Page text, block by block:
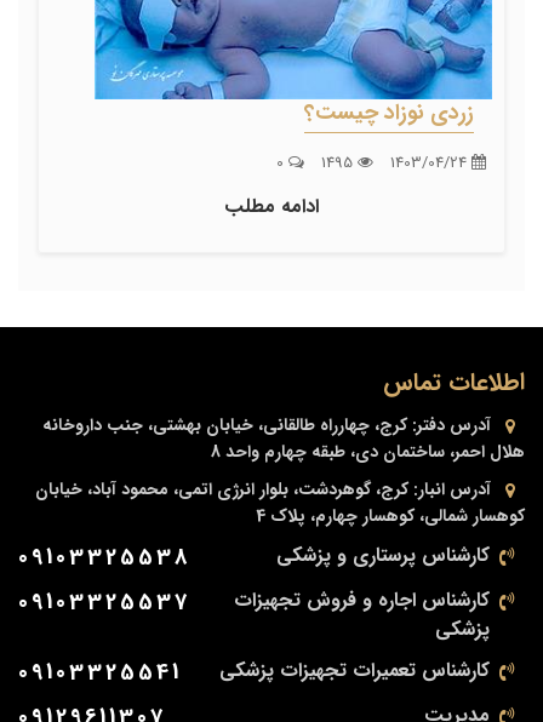
زردی نوزاد چیست؟
ادامه مطلب
اطلاعات تماس
آدرس دفتر: کرج، چهارراه طالقانی، خیابان بهشتی، جنب داروخانه
هلال احمر، ساختمان دی، طبقه چهارم واحد 8
آدرس انبار: کرج، گوهردشت، بلوار انرژی اتمی، محمود آباد، خیابان
کوهسار شمالی، کوهسار چهارم، پلاک 4
کارشناس پرستاری و پزشکی 09103325538
کارشناس اجاره و فروش تجهیزات
پزشکی
09103325537
کارشناس تعمیرات تجهیزات پزشکی 09103325541
مدیریت